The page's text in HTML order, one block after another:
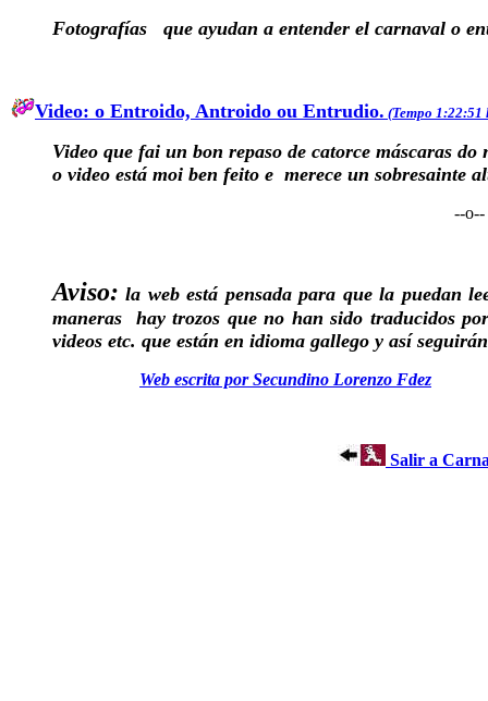
Fotografías que ayudan a entender el carnaval o
Video: o Entroido, Antroido ou Entrudio. (Tempo 1:22:51
Video que fai un bon repaso de catorce máscaras
o video está moi ben feito e merece un sobresainte
--o--
Aviso: la web está pensada para que la puedan
maneras hay trozos que no han sido traducidos
videos etc. que están en idioma gallego y así
Web escrita por Secundino Lorenzo Fdez
Salir a